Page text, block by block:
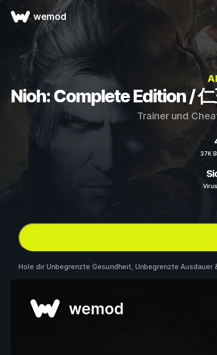
wemod
Nioh: Complete Edition /
Trainer und
37K
Hole dir Unbegrenzte Gesundheit, Unbegrenzte Ausdauer